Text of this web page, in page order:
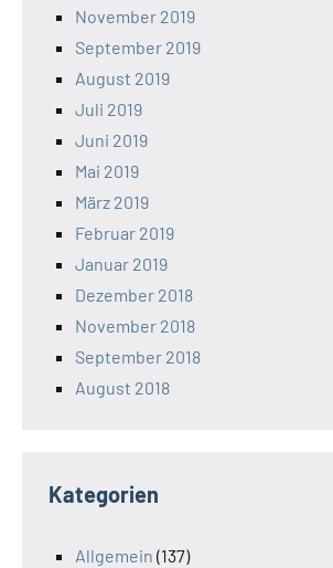
November 2019
September 2019
August 2019
Juli 2019
Juni 2019
Mai 2019
März 2019
Februar 2019
Januar 2019
Dezember 2018
November 2018
September 2018
August 2018
Kategorien
Allgemein (137)